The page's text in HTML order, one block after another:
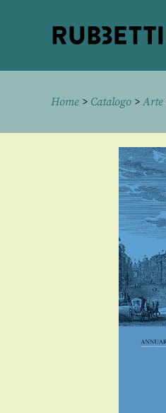
Home > Catalogo >Arte